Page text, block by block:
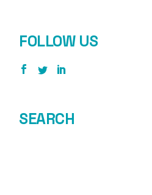
FOLLOW US
SEARCH